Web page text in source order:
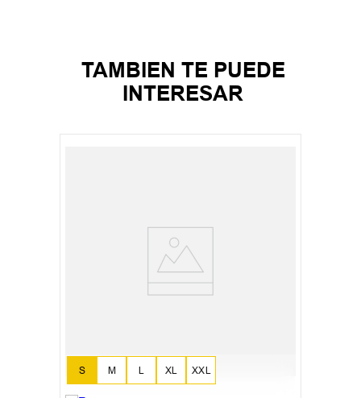
TAMBIEN TE PUEDE
INTERESAR
S L
M XL XXL